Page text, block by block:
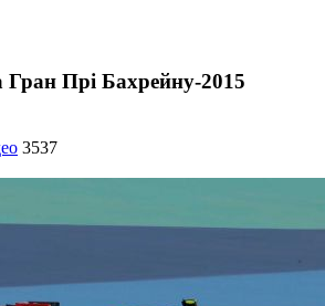
Прі Бахрейну-2015
3537